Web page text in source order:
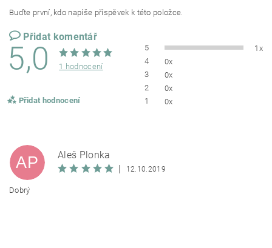
Buďte první, kdo napíše příspěvek k této položce.
Přidat komentář
5,0 1 hodnocení
Přidat hodnocení
5
1x
4
0x
3
0x
2
0x
1
0x
AP
Aleš Plonka
|
12.10.2019
Dobrý